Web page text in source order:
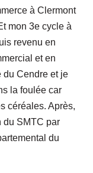
à Clermont
mon 3e cycle à
revenu en
et en
du Cendre et je
la foulée car
céréales. Après,
du SMTC par
du